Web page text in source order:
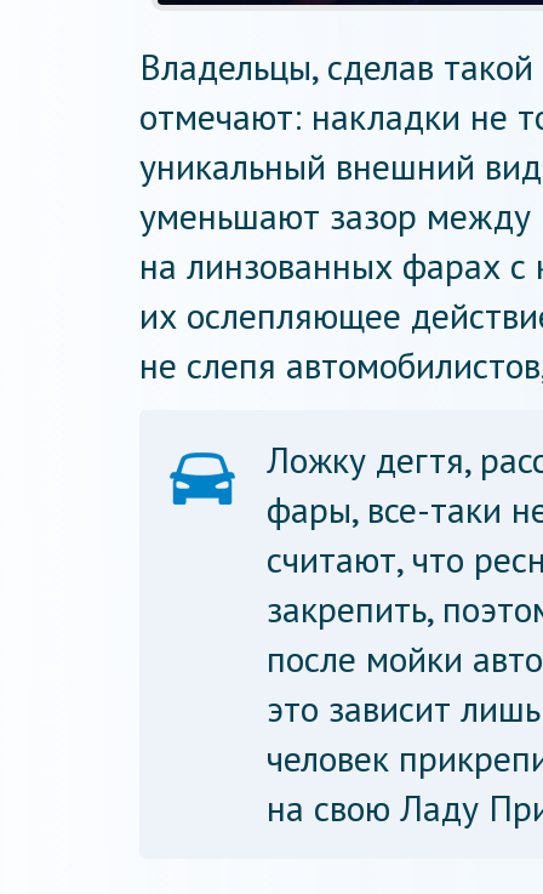
Владельцы, сделав
отмечают: накладки не
уникальный внешний
уменьшают зазор между
на линзованных фарах
их ослепляющее
не слепя
Ложку дегтя,
фары, все-таки
считают, что
закрепить,
после мойки
это зависит
человек
на свою Ладу